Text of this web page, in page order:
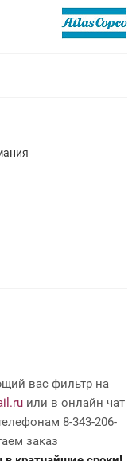
вас фильтр на
или в онлайн чат
8-343-206-
заказ